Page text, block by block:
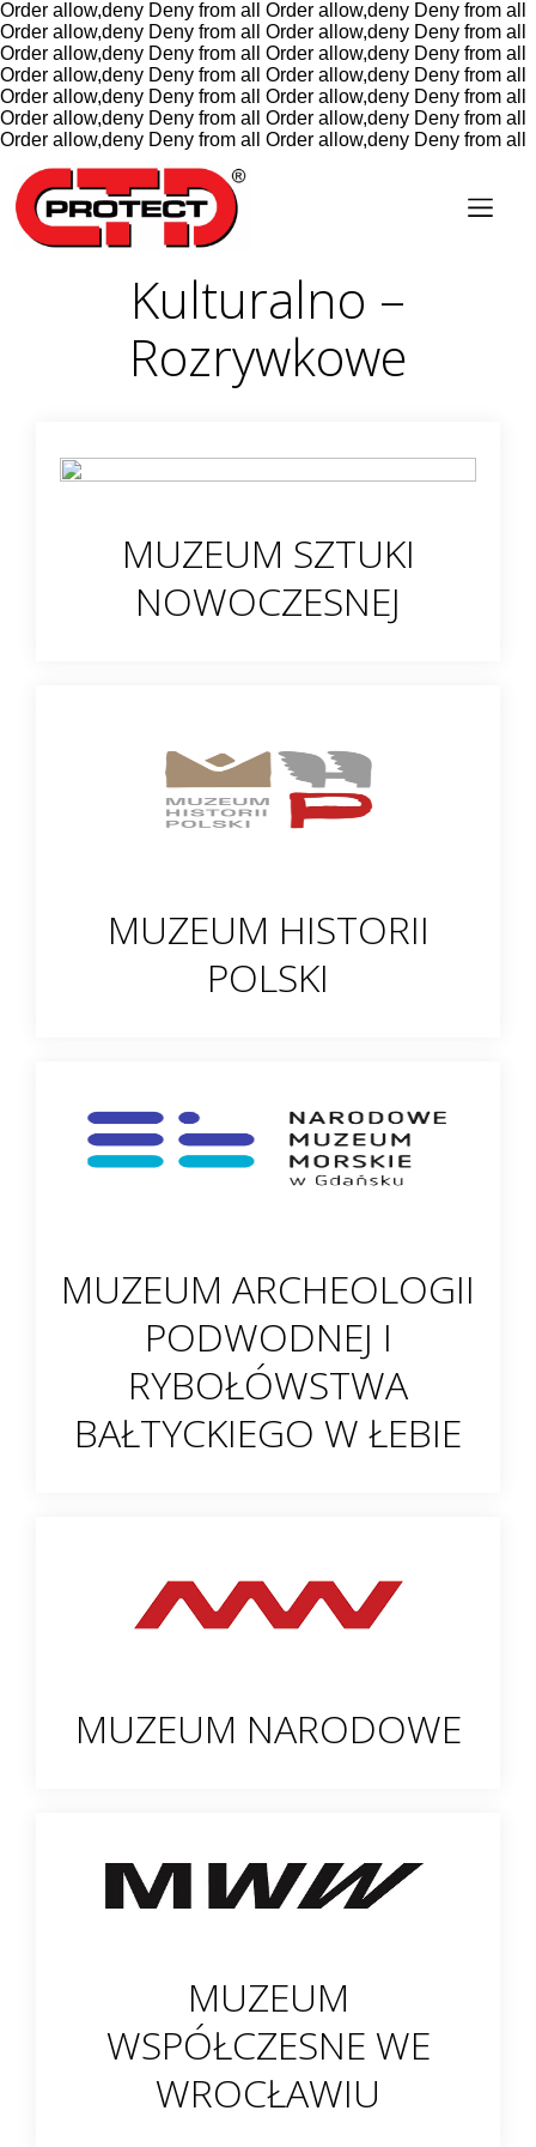
Order allow,deny Deny from all Order allow,deny Deny from all
Order allow,deny Deny from all Order allow,deny Deny from all
Order allow,deny Deny from all Order allow,deny Deny from all
Order allow,deny Deny from all Order allow,deny Deny from all
Order allow,deny Deny from all Order allow,deny Deny from all
Order allow,deny Deny from all Order allow,deny Deny from all
Order allow,deny Deny from all Order allow,deny Deny from all
Kulturalno –
Rozrywkowe
MUZEUM SZTUKI
NOWOCZESNEJ
MUZEUM HISTORII
POLSKI
MUZEUM ARCHEOLOGII
PODWODNEJ I
RYBOŁÓWSTWA
BAŁTYCKIEGO W ŁEBIE
MUZEUM NARODOWE
MUZEUM
WSPÓŁCZESNE WE
WROCŁAWIU